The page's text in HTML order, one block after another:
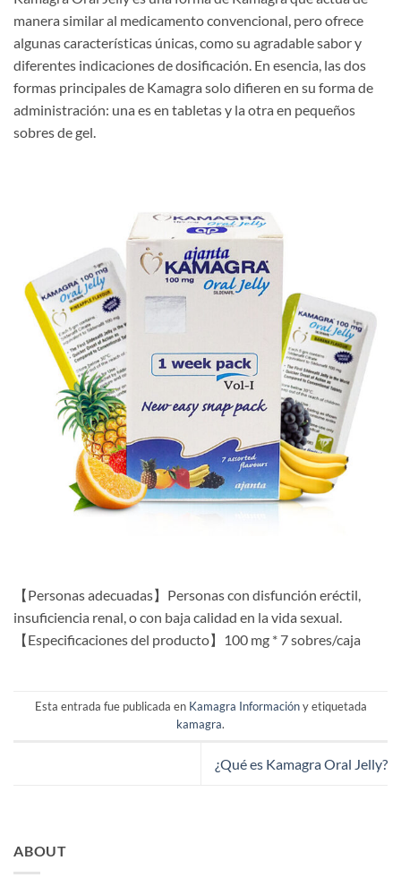
manera similar al medicamento convencional, pero ofrece
algunas características únicas, como su agradable sabor y
diferentes indicaciones de dosificación. En esencia, las dos
formas principales de Kamagra solo difieren en su forma de
administración: una es en tabletas y la otra en pequeños
sobres de gel.
【Personas adecuadas】Personas con disfunción eréctil,
insuficiencia renal, o con baja calidad en la vida sexual.
【Especificaciones del producto】100 mg * 7 sobres/caja
Esta entrada fue publicada en Kamagra Informacióny etiquetada
kamagra.
¿Qué es Kamagra Oral Jelly?
ABOUT